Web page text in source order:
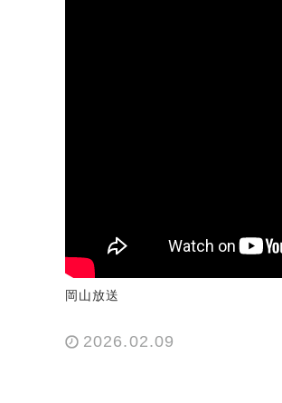
岡山放送
2026.02.09